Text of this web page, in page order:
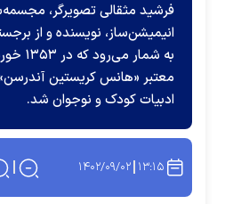
فرشید مثقالی تصویرگر،
انیمیشن‌ساز، نویسنده و از
به
معتبر «هانس کریستین
ادبیات کودک و نوجوان شد.
۱۳:۱۵ ۱۴۰۲/۰۹/۰۲